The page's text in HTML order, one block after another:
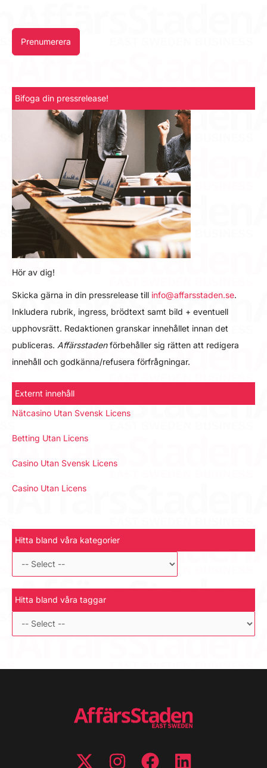
Prenumerera
Bifoga din pressrelease!
Hör av dig!
Skicka gärna in din pressrelease till info@affarsstaden.se.
Inkludera rubrik, ingress, brödtext samt bild + eventuell
upphovsrätt. Redaktionen granskar innehållet innan det
publiceras. Affärsstadenförbehåller sig rätten att redigera
innehåll och godkänna/refusera förfrågningar.
Externt innehåll
Nätcasino Utan Svensk Licens
Betting Utan Licens
Casino Utan Svensk Licens
Casino Utan Licens
Hitta bland våra kategorier
Hitta bland våra taggar